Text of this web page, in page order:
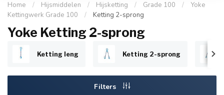
Home / Hijsmiddelen / Hijsketting / Grade 100 /
Yoke
Kettingwerk Grade 100
/ Ketting 2-sprong
Yoke Ketting 2-sprong
Ketting leng Ketting 2-sprong
Filters